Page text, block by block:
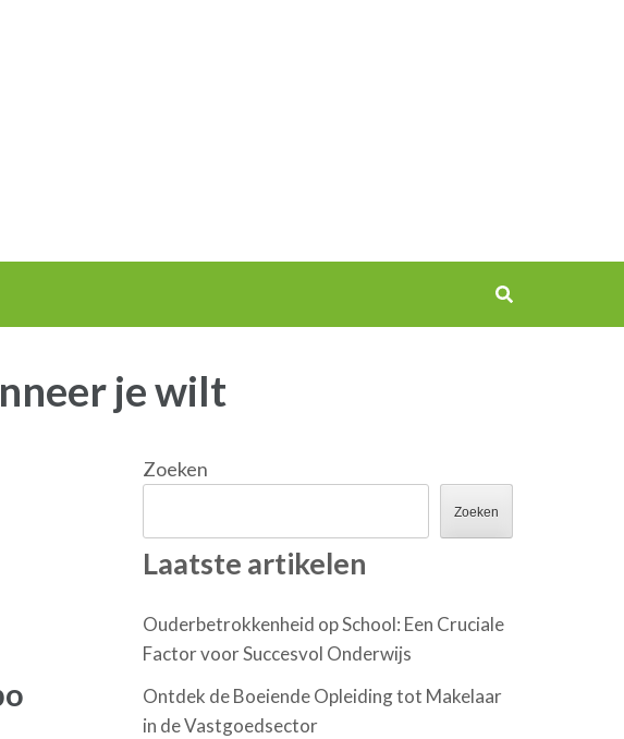
je wilt
Zoeken
Zoeken
Laatste artikelen
Ouderbetrokkenheid op School: Een Cruciale
Factor voor Succesvol Onderwijs
Ontdek de Boeiende Opleiding tot Makelaar
in de Vastgoedsector